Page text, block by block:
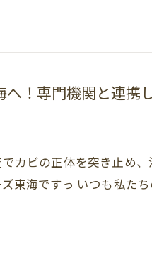
！専門機関と連携
カビの正体を突き止め
東海ですっ いつも私た